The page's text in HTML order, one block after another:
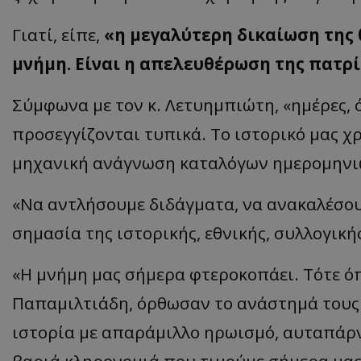
Γιατί, είπε, «η μεγαλύτερη δικαίωση
μνήμη. Είναι η απελευθέρωση της
Σύμφωνα με τον κ. Λετυημπιώτη,
προσεγγίζονται τυπικά. Το ιστορικό μας
μηχανική ανάγνωση καταλόγων
«Να αντλήσουμε διδάγματα, να
σημασία της ιστορικής, εθνικής,
«Η μνήμη μας σήμερα φτεροκοπάει. Τότε
Παπαμιλτιάδη, όρθωσαν το ανάστημά
ιστορία με απαράμιλλο ηρωισμό,
__cf_bm
__cf_bm